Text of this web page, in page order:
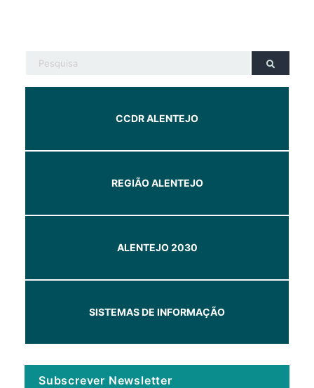
CCDR ALENTEJO
REGIÃO ALENTEJO
ALENTEJO 2030
SISTEMAS DE INFORMAÇÃO
Subscrever Newsletter